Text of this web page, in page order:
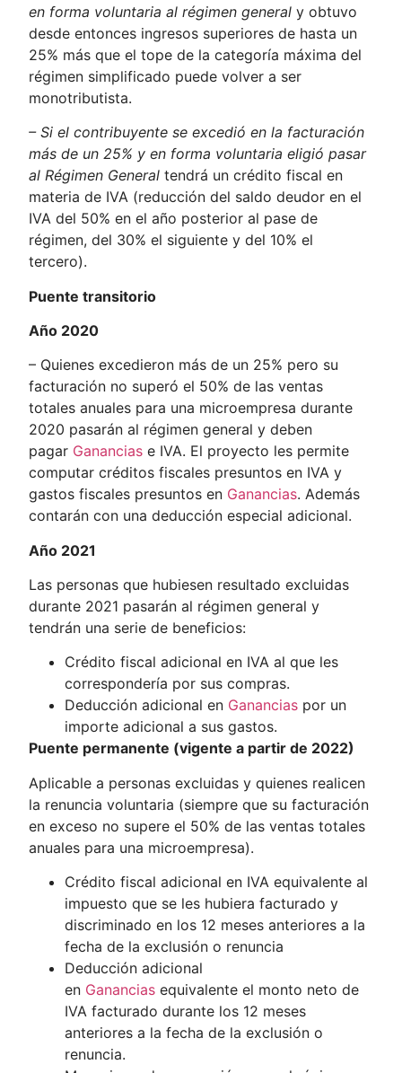
en forma voluntaria al régimen generaly obtuvo
desde entonces ingresos superiores de hasta un
25% más que el tope de la categoría máxima del
régimen simplificado puede volver a ser
monotributista.
–Si el contribuyente se excedió en la facturación
más de un 25% y en forma voluntaria eligió pasar
al Régimen General tendrá un crédito fiscal en
materia de IVA (reducción del saldo deudor en el
IVA del 50% en el año posterior al pase de
régimen, del 30% el siguiente y del 10% el
tercero).
Puente transitorio
Año 2020
– Quienes excedieron más de un 25% pero su
facturación no superó el 50% de las ventas
totales anuales para una microempresa durante
2020 pasarán al régimen general y deben
pagar Ganancias e IVA. El proyecto les permite
computar créditos fiscales presuntos en IVA y
gastos fiscales presuntos en Ganancias. Además
contarán con una deducción especial adicional.
Año 2021
Las personas que hubiesen resultado excluidas
durante 2021 pasarán al régimen general y
tendrán una serie de beneficios:
Crédito fiscal adicional en IVA al que les
correspondería por sus compras.
Deducción adicional en Ganancias por un
importe adicional a sus gastos.
Puente permanente (vigente a partir de 2022)
Aplicable a personas excluidas y quienes realicen
la renuncia voluntaria (siempre que su facturación
en exceso no supere el 50% de las ventas totales
anuales para una microempresa).
Crédito fiscal adicional en IVA equivalente al
impuesto que se les hubiera facturado y
discriminado en los 12 meses anteriores a la
fecha de la exclusión o renuncia
Deducción adicional
en Ganancias equivalente el monto neto de
IVA facturado durante los 12 meses
anteriores a la fecha de la exclusión o
renuncia.